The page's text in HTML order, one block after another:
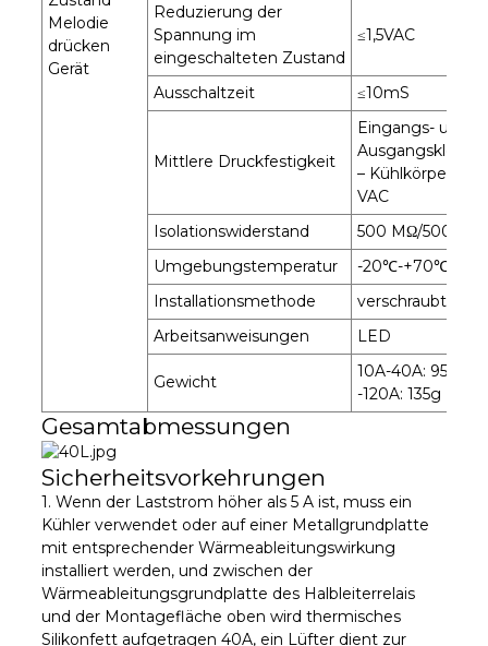
Melodie
drücken
Gerät
Reduzierung der
Spannung im
eingeschalteten Zustand
≤1,5VAC
Ausschaltzeit ≤10mS
Mittlere Druckfestigkeit
Eingangs- und
– Kühlkörper
VAC
Isolationswiderstand
500 MΩ/500
Umgebungstemperatur
-20℃-+70℃
Installationsmethode
verschraubt
Arbeitsanweisungen
LED
Gewicht
10A-40A: 95g,
-120A: 135g
Gesamtabmessungen
Sicherheitsvorkehrungen
1. Wenn der Laststrom höher als 5 A ist, muss ein
Kühler verwendet oder auf einer Metallgrundplatte
mit entsprechender Wärmeableitungswirkung
installiert werden, und zwischen der
Wärmeableitungsgrundplatte des Halbleiterrelais
und der Montagefläche oben wird thermisches
Silikonfett aufgetragen 40A, ein Lüfter dient zur